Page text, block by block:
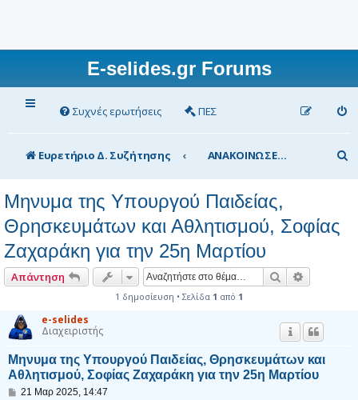
E-selides.gr Forums
Συχνές ερωτήσεις ΠΕΣ
Ευρετήριο Δ. Συζήτησης ΑΝΑΚΟΙΝΩΣΕΙΣ Υπουργείου Παιδείας
ν
Μηνυμα της Υπουργού Παιδείας,
Θρησκευμάτων και Αθλητισμού, Σοφίας
Ζαχαράκη για την 25η Μαρτίου
Απάντηση Αναζήτηση
1 δημοσίευση • Σελίδα 1 από 1
e-selides
Διαχειριστής
Μηνυμα της Υπουργού Παιδείας, Θρησκευμάτων και
Αθλητισμού, Σοφίας Ζαχαράκη για την 25η Μαρτίου
Δ21 Μαρ 2025, 14:47